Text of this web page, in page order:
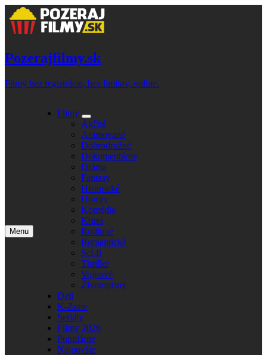
Skip
to
content
Pozerajfilmy.sk
Filmy bez registrácie, bez limitov, online.
Menu
Open
Filmy
Expand
submenu
Akčné
Animované
Dobrodružné
Dokumentárne
Dráma
Fantasy
Historické
Horory
Komédie
Krimi
Rodinné
Romantické
Sci-fi
Thriller
Vojnové
Životopisný
Deti
K-Zone
Seriály
Filmy 2026
Populárne
Najnovšie